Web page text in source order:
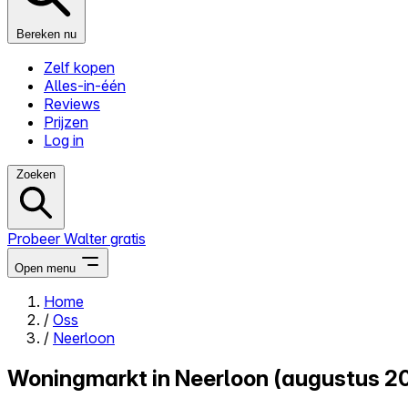
Bereken nu
Zelf kopen
Alles-in-één
Reviews
Prijzen
Log in
Zoeken
Probeer Walter gratis
Open menu
Close menu
Home
/ Oss
/ Neerloon
Woningmarkt in Neerloon (augustus